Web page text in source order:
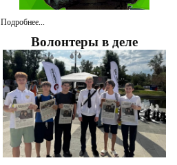
Подробнее...
Волонтеры в деле